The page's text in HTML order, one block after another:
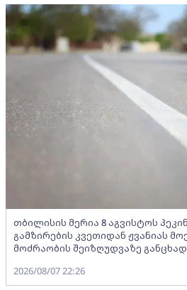
თბილისის მერია 8 აგვისტოს
გამზირების კვეთიდან ჟვანიას
მოძრაობის შეიზღუდვაზე
2026/08/07 22:26